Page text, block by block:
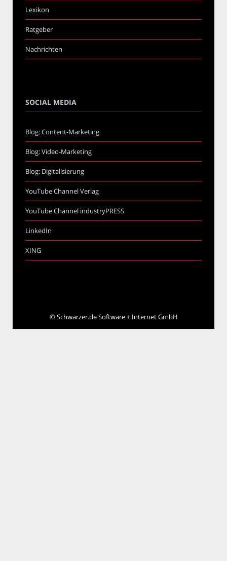
Lexikon
Ratgeber
Nachrichten
SOCIAL MEDIA
Blog: Content-Marketing
Blog: Video-Marketing
Blog: Digitalisierung
YouTube Channel Verlag
YouTube Channel industryPRESS
LinkedIn
XING
©Schwarzer.de Software + Internet GmbH